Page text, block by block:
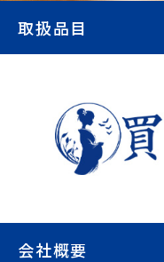
取扱品目
会社概要